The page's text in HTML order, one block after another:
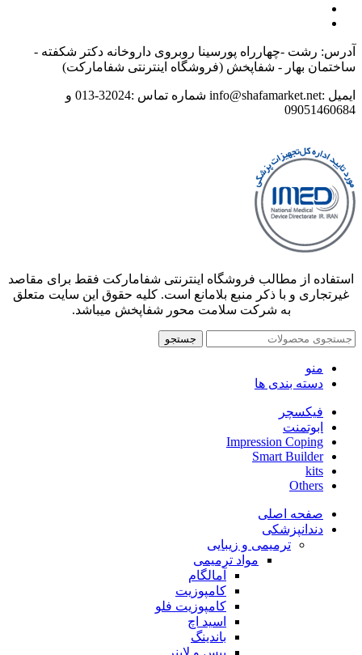
آدرس: رشت -چهارراه پورسینا روبروی داروخانه دکتر شکفته -
ساختمان بهار - شفاپخش (فروشگاه اینترنتی شفامارکت)
ایمیل :info@shafamarket.net شماره تماس :32024-013 و
09051460684
استفاده از مطالب فروشگاه اینترنتی شفامارکت فقط برای مقاصد
غیرتجاری و با ذکر منبع بلامانع است. کلیه حقوق این سایت متعلق
به شرکت سلامت محور شفاپخش میباشد.
جستجو
منو
دسته بندی ها
فیکسچر
ابوتمنت
Impression Coping
Smart Builder
kits
Others
صفحه اصلی
دندانپزشکی
ترمیمی و زیبایی
مواد ترمیمی
آمالگام
کامپوزیت
کامپوزیت فلو
اسید اچ
باندینگ
بیس و لاینر